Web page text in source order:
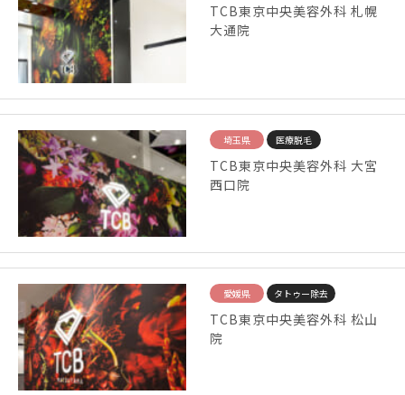
TCB東京中央美容外科 札幌
大通院
埼玉県 医療脱毛
TCB東京中央美容外科 大宮
西口院
愛媛県 タトゥー除去
TCB東京中央美容外科 松山
院